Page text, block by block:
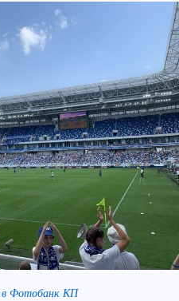
Фотобанк КП